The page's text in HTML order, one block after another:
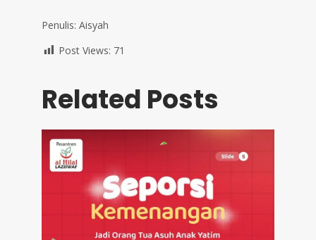
Penulis: Aisyah
Post Views: 71
Related Posts